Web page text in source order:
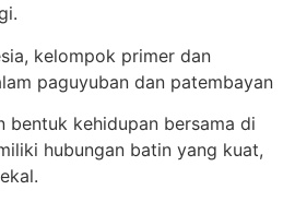
kelompok primer dan
paguyuban dan patembayan
bentuk kehidupan bersama di
hubungan batin yang kuat,